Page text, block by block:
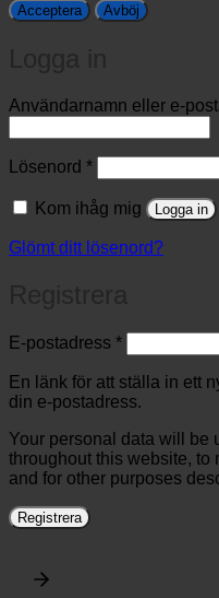
Acceptera Avböj
Användarnamn eller e-
Lösenord *Obligatoriskt
Kom ihåg mig Logga in
Glömt ditt lösenord?
E-postadress *Obligatoriskt
En länk för att ställa in ett
din e-postadress.
Your personal data will be
throughout this website, to
and for other purposes
Registrera